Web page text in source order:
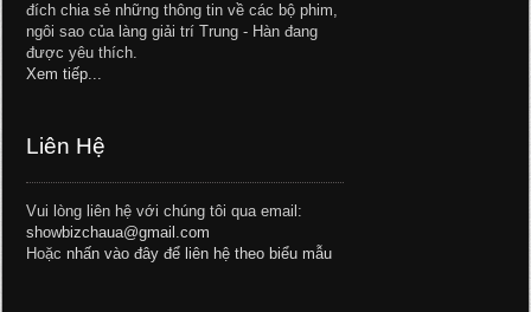
đích chia sẻ những thông tin về các bộ phim,
ngôi sao của làng giải trí Trung - Hàn đang
được yêu thích.
Xem tiếp...
Liên Hệ
Vui lòng liên hệ với chúng tôi qua email:
showbizchaua@gmail.com
Hoặc nhấn vào đây để liên hệ theo biểu mẫu